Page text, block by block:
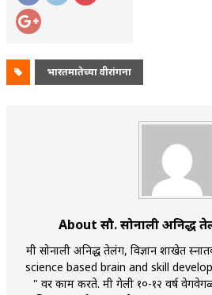
भारतमातेच्या वीरांगना
About सौ. सोनाली अनिरुद्ध
मी सोनाली अनिरुद्ध तेलंग, विज्ञान शाखेत
science based brain and skill
" वर काम करते. मी गेली १०-१२ वर्ष